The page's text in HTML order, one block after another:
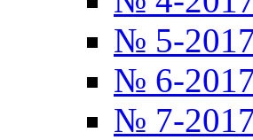
№ 5-
№ 6-
№ 7-